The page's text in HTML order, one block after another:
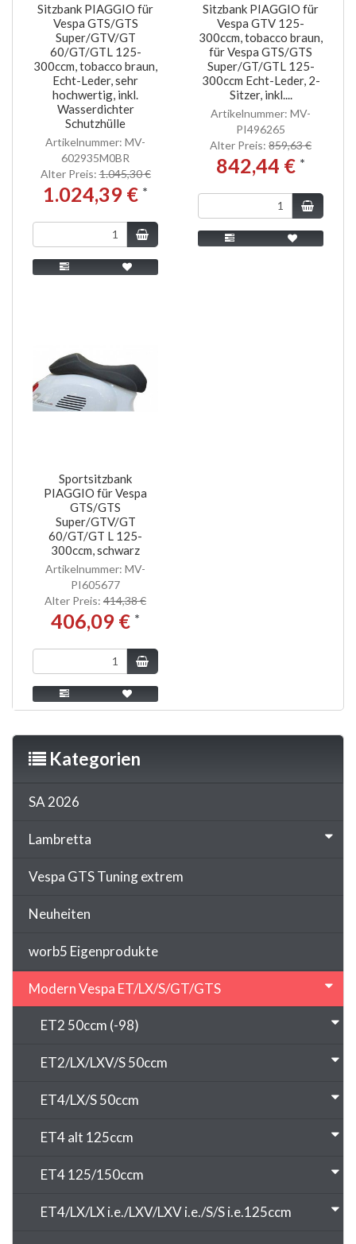
Sitzbank PIAGGIO für
Vespa GTS/GTS
Super/GTV/GT
60/GT/GTL 125-
300ccm, tobacco braun,
Echt-Leder, sehr
hochwertig, inkl.
Wasserdichter
Schutzhülle
Artikelnummer: MV-
602935M0BR
Alter Preis:1.045,30 €
1.024,39 € *
Sitzbank PIAGGIO für
Vespa GTV 125-
300ccm, tobacco braun,
für Vespa GTS/GTS
Super/GT/GTL 125-
300ccm Echt-Leder, 2-
Sitzer, inkl....
Artikelnummer: MV-
PI496265
Alter Preis: 859,63 €
842,44 € *
Sportsitzbank
PIAGGIO für Vespa
GTS/GTS
Super/GTV/GT
60/GT/GT L 125-
300ccm, schwarz
Artikelnummer: MV-
PI605677
Alter Preis: 414,38 €
406,09 € *
Kategorien
SA 2026
Lambretta
Vespa GTS Tuning extrem
Neuheiten
worb5 Eigenprodukte
Modern Vespa ET/LX/S/GT/GTS
ET2 50ccm (-98)
ET2/LX/LXV/S 50ccm
ET4/LX/S 50ccm
ET4 alt 125ccm
ET4 125/150ccm
ET4/LX/LX i.e./LXV/LXV i.e./S/S i.e.125ccm